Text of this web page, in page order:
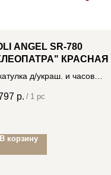
ANGEL SR-780
КРАСНАЯ
д/украш. и часов
р. / 1 pc
В корзину